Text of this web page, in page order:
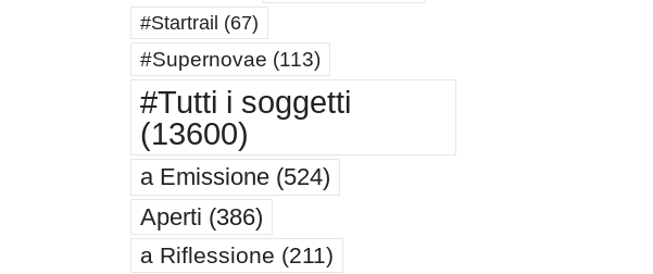
#Startrail (67)
#Supernovae (113)
#Tutti i soggetti
(13600)
a Emissione(524)
Aperti (386)
a Riflessione (211)